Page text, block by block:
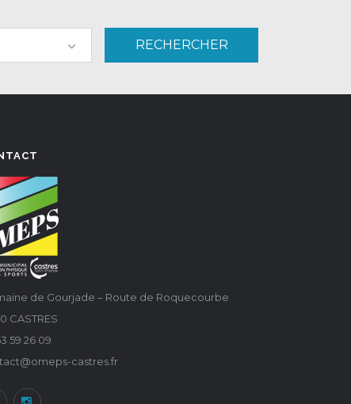
de Gourjade – Route de Roquecourbe
CASTRES
59 26 09
castres.fr